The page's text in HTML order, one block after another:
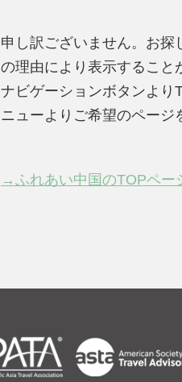
申し訳ございません。お探
の理由により表示すること
ナビゲーションボタンより
ニューよりご希望のページ
→ふれあい中国のTOPペー